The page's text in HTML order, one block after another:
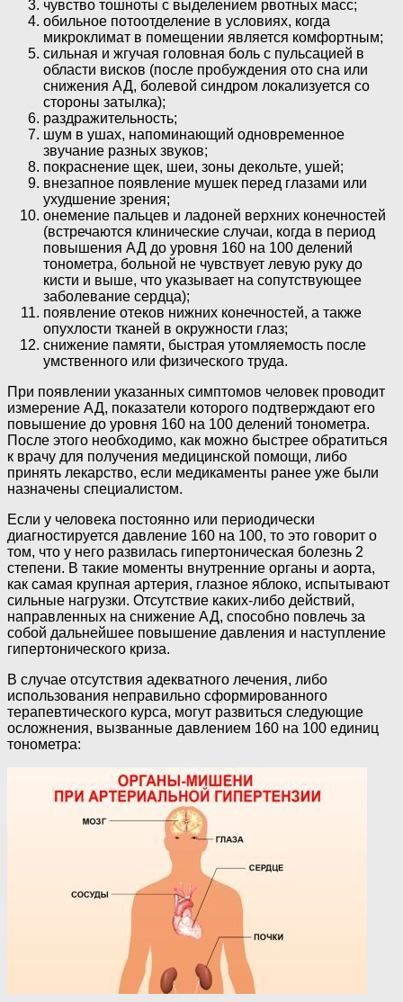
чувство тошноты с выделением рвотных масс;
обильное потоотделение в условиях, когда
микроклимат в помещении является комфортным;
сильная и жгучая головная боль с пульсацией в
области висков (после пробуждения ото сна или
снижения АД, болевой синдром локализуется со
стороны затылка);
раздражительность;
шум в ушах, напоминающий одновременное
звучание разных звуков;
покраснение щек, шеи, зоны декольте, ушей;
внезапное появление мушек перед глазами или
ухудшение зрения;
онемение пальцев и ладоней верхних конечностей
(встречаются клинические случаи, когда в период
повышения АД до уровня 160 на 100 делений
тонометра, больной не чувствует левую руку до
кисти и выше, что указывает на сопутствующее
заболевание сердца);
появление отеков нижних конечностей, а также
опухлости тканей в окружности глаз;
снижение памяти, быстрая утомляемость после
умственного или физического труда.
При появлении указанных симптомов человек проводит
измерение АД, показатели которого подтверждают его
повышение до уровня 160 на 100 делений тонометра.
После этого необходимо, как можно быстрее обратиться
к врачу для получения медицинской помощи, либо
принять лекарство, если медикаменты ранее уже были
назначены специалистом.
Если у человека постоянно или периодически
диагностируется давление 160 на 100, то это говорит о
том, что у него развилась гипертоническая болезнь 2
степени. В такие моменты внутренние органы и аорта,
как самая крупная артерия, глазное яблоко, испытывают
сильные нагрузки. Отсутствие каких-либо действий,
направленных на снижение АД, способно повлечь за
собой дальнейшее повышение давления и наступление
гипертонического криза.
В случае отсутствия адекватного лечения, либо
использования неправильно сформированного
терапевтического курса, могут развиться следующие
осложнения, вызванные давлением 160 на 100 единиц
тонометра: